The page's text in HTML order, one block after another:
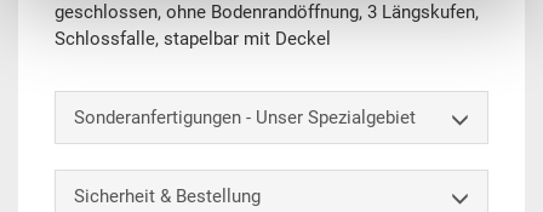
geschlossen, ohne Bodenrandöffnung, 3 Längskufen,
Schlossfalle, stapelbar mit Deckel
Sonderanfertigungen - Unser Spezialgebiet
Sicherheit & Bestellung